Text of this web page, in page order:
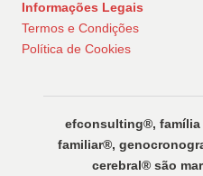
Informações Legais
Termos e Condições
Política de Cookies
efconsulting®️, família
familiar®️,
cerebral®️ são